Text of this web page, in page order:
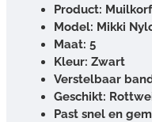
Product:
Model: Mikki
Maat: 5
Kleur: Zwart
Verstelbaar
Geschikt:
Past snel en